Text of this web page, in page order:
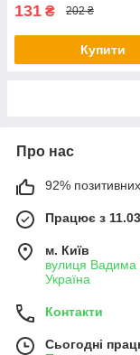
131 ₴ 202 ₴
Купити
Про нас
92% позитивних
Працює з
м. Київ
вулиця Вадима
Україна
Контакти
Сьогодні